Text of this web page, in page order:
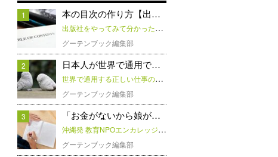
1 本の目次の作り方【出版社...
出版社をやってみて分かった「本と企画のつくり方」
グーテンブック編集部
2 日本人が世界で通用できな...
世界で通用する正しい仕事の作法
グーテンブック編集部
3 「お金がないから娘がこん...
沖縄発 教育NPOエンカレッジさんに聞く「子どもたちの学習支援」
グーテンブック編集部